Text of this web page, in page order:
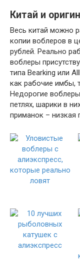
Китай и
Весь китай можно
копии воблеров в
рублей. Реально
воблеры
типа Bearking или
как рабочие имбы,
Недорогие
петлях, шарики в
приманок – низкая